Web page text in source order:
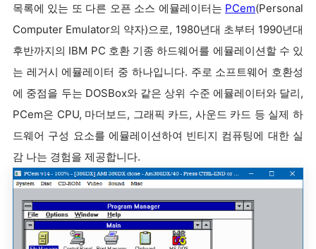
목록에 있는 또 다른 오픈 소스 에뮬레이터는 PCem(Personal
Computer Emulator의 약자)으로, 1980년대 초부터 1990년대
후반까지의 IBM PC 호환 기종 하드웨어를 에뮬레이션할 수 있
는 레거시 에뮬레이터 중 하나입니다. 주로 소프트웨어 호환성
에 중점을 두는 DOSBox와 같은 상위 수준 에뮬레이터와 달리,
PCem은 CPU, 마더보드, 그래픽 카드, 사운드 카드 등 실제 하
드웨어 구성 요소를 에뮬레이션하여 빈티지 컴퓨팅에 대한 실
감 나는 경험을 제공합니다.